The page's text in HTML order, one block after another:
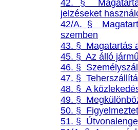
42. §
jelzéseket
42/A. §
szemben
43. § Magatartás
45. § Az álló
46. §
47. §
48. § A
49. §
50. §
51. §